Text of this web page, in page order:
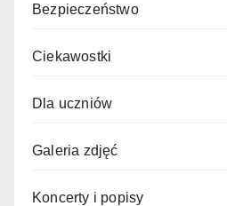
Bezpieczeństwo
Ciekawostki
Dla uczniów
Galeria zdjęć
Koncerty i popisy